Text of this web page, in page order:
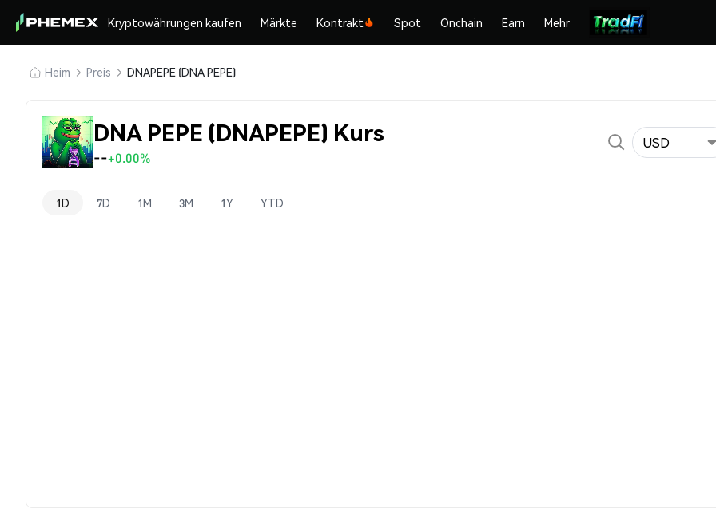
Kryptowährungen kaufen Märkte Kontrakt Spot Onchain Earn Mehr
Heim Preis DNAPEPE (DNA PEPE)
DNA PEPE (DNAPEPE) Kurs
--+0.00%
USD
1D 7D 1M 3M 1Y YTD